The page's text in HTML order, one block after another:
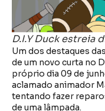
D.I.Y Duckestreia
Um dos destaques
de um novo curta no
próprio dia 09 de
aclamado animador
tentando fazer
de uma lâmpada.